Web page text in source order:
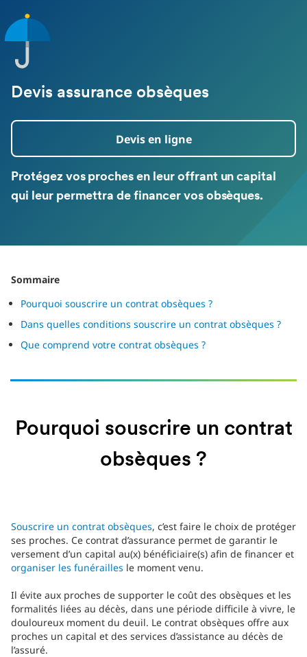
Devis assurance obsèques
Devis en ligne
Protégez vos proches en leur offrant un capital
qui leur permettra de financer vos obsèques.
Sommaire
Pourquoi souscrire un contrat obsèques ?
Dans quelles conditions souscrire un contrat obsèques ?
Que comprend votre contrat obsèques ?
Pourquoi souscrire un contrat
obsèques ?
Souscrire un contrat obsèques, c’est faire le choix de protéger
ses proches. Ce contrat d’assurance permet de garantir le
versement d’un capital au(x) bénéficiaire(s) afin de financer et
organiser les funérailles le moment venu.
Il évite aux proches de supporter le coût des obsèques et les
formalités liées au décès, dans une période difficile à vivre, le
douloureux moment du deuil. Le contrat obsèques offre aux
proches un capital et des services d’assistance au décès de
l’assuré.